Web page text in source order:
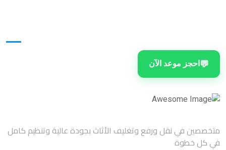
💬 احجز موعد الآن
متخصصين في نقل ورفع وتغليف الأثاث بجودة عالية وتنظيم كامل
في كل خطوة